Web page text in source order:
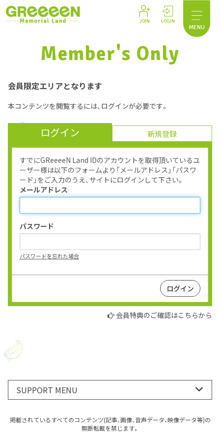
JOIN LOGIN
MENU
Member's Only
会員限定エリアとなります
本コンテンツを閲覧するには、ログインが必要です。
ログイン 新規登録
すでにGReeeeN Land IDのアカウントを取得頂いているユ
ーザー様は以下のフォームより「メールアドレス」「パスワ
ード」をご入力のうえ、サイトにログインして下さい。
メールアドレス
パスワード
パスワードを忘れた場合
会員特典のご確認はこちらから
SUPPORT MENU
掲載されているすべてのコンテンツ(記事、画像、音声データ、映像データ等)の
無断転載を禁じます。